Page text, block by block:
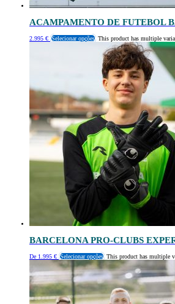
ACAMPAMENTO DE FUTEBOL
2.995 € Selecionar opções This product has multiple
BARCELONA PRO-CLUBS
De 1.995 € Selecionar opções This product has multiple